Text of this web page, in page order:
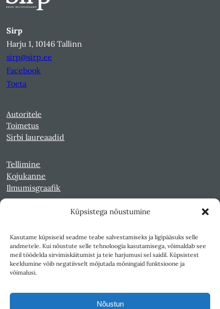
Küpsistega nõustumine
Kasutame küpsiseid seadme teabe salvestamiseks ja ligipääsuks selle
andmetele. Kui nõustute selle tehnoloogia kasutamisega, võimaldab see
meil töödelda sirvimiskäitumist ja teie harjumusi sel saidil. Küpsistest
keeldumine võib negatiivselt mõjutada mõningaid funktsioone ja
võimalusi.
Nõustun
Sirp
Harju 1, 10146 Tallinn
sirp@sirp.ee
Facebook
Toeta
Autoritele
Toimetus
Sirbi laureaadid
Tellimine
Kojukanne
Ilmumisgraafik
Kultuurileht 1994-1997
Reede 1989-1990
Sirp ja Vasar 1940-1989